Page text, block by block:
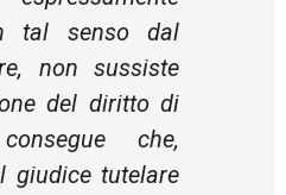
tal senso dal
non sussiste
del diritto di
che,
giudice tutelare